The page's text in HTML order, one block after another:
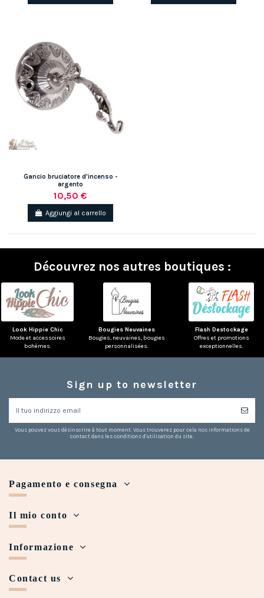
Gancio bruciatore d'incenso -
argento
10,50 €
Aggiungi al carrello
Découvrez nos autres boutiques :
Look Hippie Chic
Mode et accessoires
bohèmes.
Bougies Neuvaines
Bougies, neuvaines, bougies
personnalisées.
Flash Destockage
Offres et promotions
exceptionnelles.
Sign up to newsletter
Vous pouvez vous désinscrire à tout moment. Vous trouverez pour cela nos informations de
contact dans les conditions d'utilisation du site.
Pagamento e consegna
Il mio conto
Informazione
Contact us